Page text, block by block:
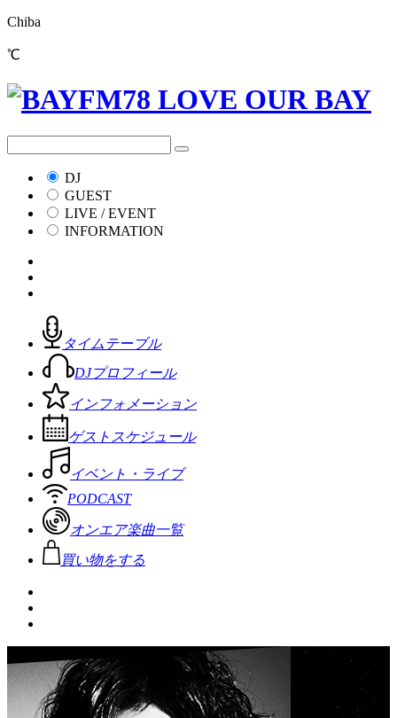
Chiba
℃
DJ
GUEST
LIVE / EVENT
INFORMATION
タイムテーブル
DJプロフィール
インフォメーション
ゲストスケジュール
イベント・ライブ
PODCAST
オンエア楽曲一覧
買い物をする